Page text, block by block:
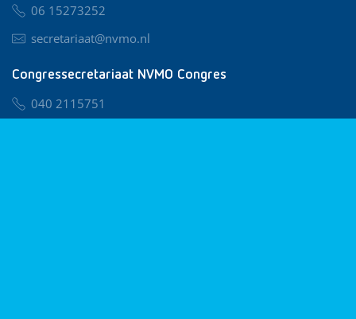
06 15273252
secretariaat@nvmo.nl
Congressecretariaat NVMO Congres
040 2115751